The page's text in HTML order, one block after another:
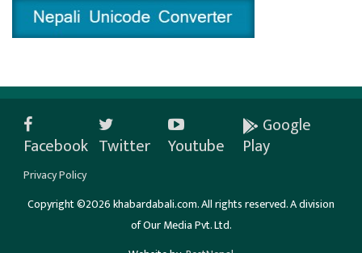
Facebook Twitter Youtube
Google
Play
Privacy Policy
Copyright ©2026 khabardabali.com. All rights reserved. A division
of Our Media Pvt. Ltd.